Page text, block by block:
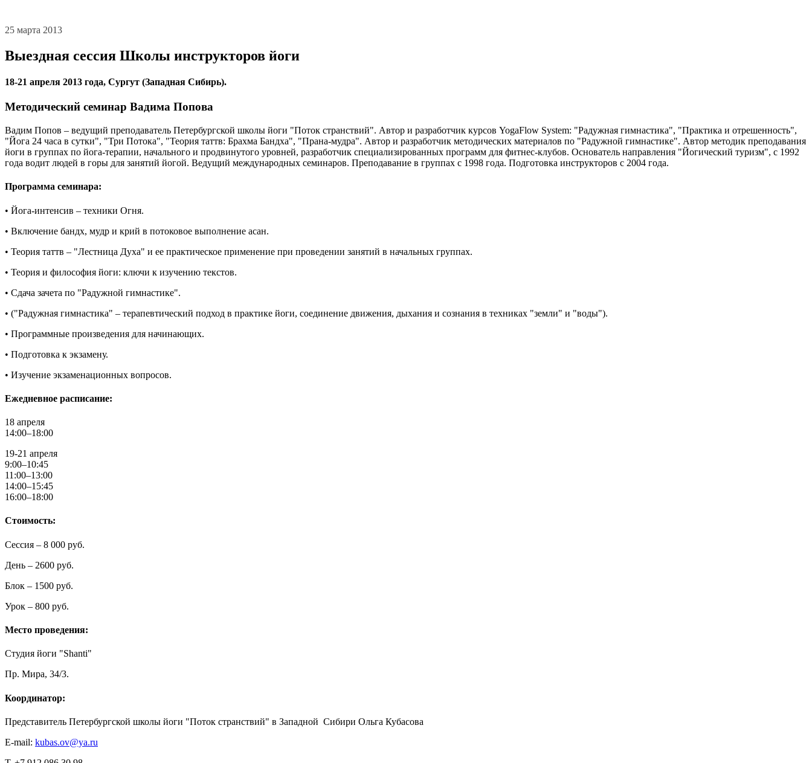
25 марта 2013
Выездная сессия Школы инструкторов йоги
18-21 апреля 2013 года, Сургут (Западная Сибирь).
Методический семинар Вадима Попова
Вадим Попов – ведущий преподаватель Петербургской школы йоги "Поток странствий". Автор и разработчик курсов YogaFlow System: "Радужная гимнастика", "Практика и отрешенность",
"Йога 24 часа в сутки", "Три Потока", "Теория таттв: Брахма Бандха", "Прана-мудра". Автор и разработчик методических материалов по "Радужной гимнастике". Автор методик преподавания
йоги в группах по йога-терапии, начального и продвинутого уровней, разработчик специализированных программ для фитнес-клубов. Основатель направления "Йогический туризм", с 1992
года водит людей в горы для занятий йогой. Ведущий международных семинаров. Преподавание в группах с 1998 года. Подготовка инструкторов с 2004 года.
Программа семинара:
• Йога-интенсив – техники Огня.
• Включение бандх, мудр и крий в потоковое выполнение асан.
• Теория таттв – "Лестница Духа" и ее практическое применение при проведении занятий в начальных группах.
• Теория и философия йоги: ключи к изучению текстов.
• Сдача зачета по "Радужной гимнастике".
• ("Радужная гимнастика" – терапевтический подход в практике йоги, соединение движения, дыхания и сознания в техниках "земли" и "воды").
• Программные произведения для начинающих.
• Подготовка к экзамену.
• Изучение экзаменационных вопросов.
Ежедневное расписание:
18 апреля
14:00–18:00
19-21 апреля
9:00–10:45
11:00–13:00
14:00–15:45
16:00–18:00
Стоимость:
Сессия – 8 000 руб.
День – 2600 руб.
Блок – 1500 руб.
Урок – 800 руб.
Место проведения:
Студия йоги "Shanti"
Пр. Мира, 34/3.
Координатор:
Представитель Петербургской школы йоги "Поток странствий" в Западной Сибири Ольга Кубасова
E-mail: kubas.ov@ya.ru